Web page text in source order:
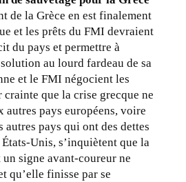
de la Grèce en est finalement
et les prêts du FMI devraient
du pays et permettre à
au lourd fardeau de sa
et le FMI négocient les
crainte que la crise grecque ne
autres pays européens, voire
autres pays qui ont des dettes
Unis, s’inquiètent que la
signe avant-coureur ne
qu’elle finisse par se